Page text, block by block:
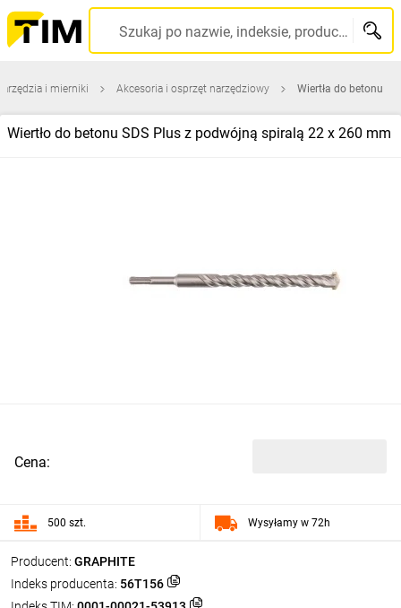
Szukaj po nazwie, indeksie, producencie, kodzie kreskowym...
i mierniki Akcesoria i osprzęt narzędziowy Wiertła do betonu
Wiertło do betonu SDS Plus z podwójną spiralą 22 x 260 mm
Producent: GRAPHITE
Indeks producenta: 56T156
Cena:
500 szt. Wysyłamy w 72h